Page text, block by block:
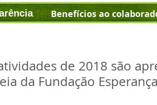
Benefícios ao
de 2018 são
da Fundação Esperança